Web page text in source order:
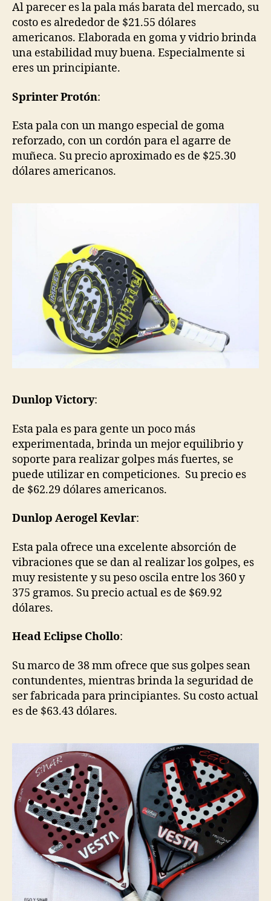
Al parecer es la pala más barata del mercado, su
costo es alrededor de $21.55 dólares
americanos. Elaborada en goma y vidrio brinda
una estabilidad muy buena. Especialmente si
eres un principiante.
Sprinter Protón:
Esta pala con un mango especial de goma
reforzado, con un cordón para el agarre de
muñeca. Su precio aproximado es de $25.30
dólares americanos.
Dunlop Victory:
Esta pala es para gente un poco más
experimentada, brinda un mejor equilibrio y
soporte para realizar golpes más fuertes, se
puede utilizar en competiciones. Su precio es
de $62.29 dólares americanos.
Dunlop Aerogel Kevlar:
Esta pala ofrece una excelente absorción de
vibraciones que se dan al realizar los golpes, es
muy resistente y su peso oscila entre los 360 y
375 gramos. Su precio actual es de $69.92
dólares.
Head Eclipse Chollo:
Su marco de 38 mm ofrece que sus golpes sean
contundentes, mientras brinda la seguridad de
ser fabricada para principiantes. Su costo actual
es de $63.43 dólares.